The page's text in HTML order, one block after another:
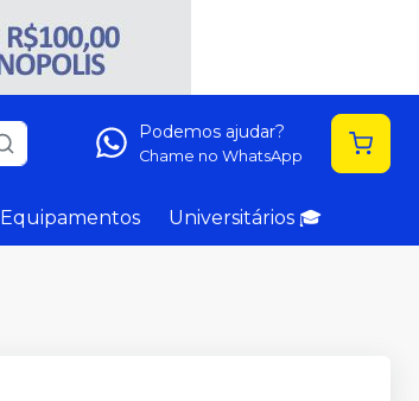
Podemos ajudar?
Chame no WhatsApp
Equipamentos Universitários 🎓